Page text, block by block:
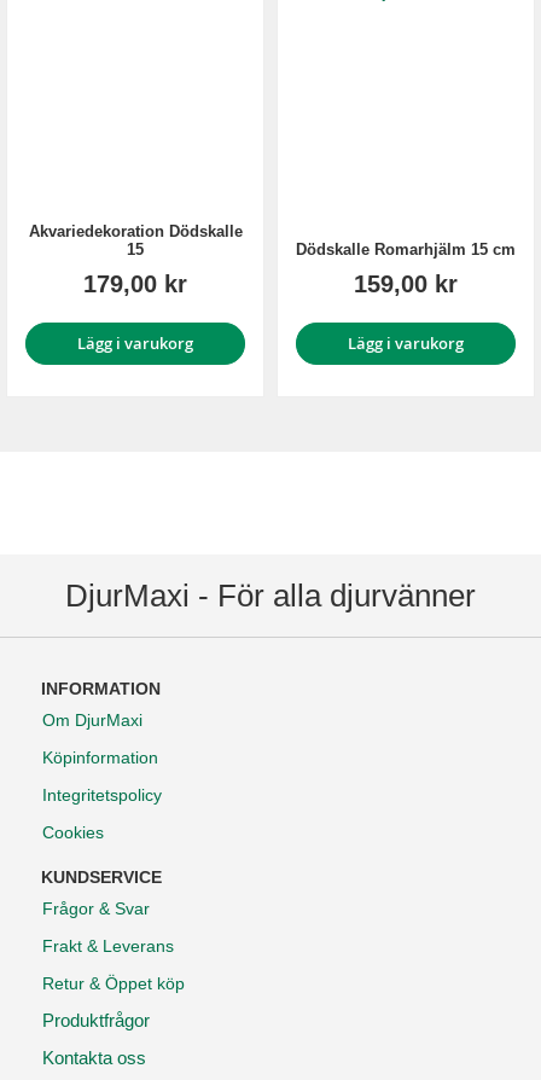
Akvariedekoration Dödskalle
15
179,00 kr
Lägg i varukorg
Dödskalle Romarhjälm 15 cm
159,00 kr
Lägg i varukorg
DjurMaxi - För alla djurvänner
INFORMATION
Om DjurMaxi
Köpinformation
Integritetspolicy
Cookies
KUNDSERVICE
Frågor & Svar
Frakt & Leverans
Retur & Öppet köp
Produktfrågor
Kontakta oss